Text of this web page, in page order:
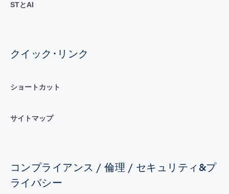
STとAI
クイック･リンク
ショートカット
サイトマップ
コンプライアンス / 倫理 / セキュリティ&プ
ライバシー